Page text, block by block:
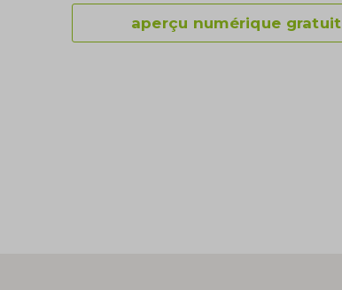
aperçu numérique gratuit